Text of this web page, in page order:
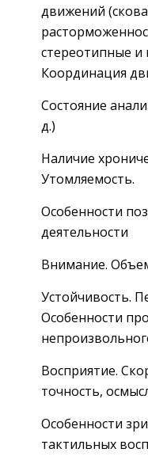
движений
стереотипные и
Координация
Состояние
д.)
Наличие
Утомляемость.
Особенности
деятельности
Внимание.
Устойчивость.
Особенности
Восприятие.
точность,
Особенности
тактильных